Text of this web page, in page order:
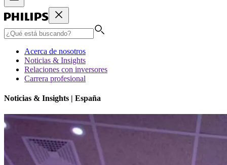
Acerca de nosotros
Noticias & Insights
Relaciones con inversores
Carrera profesional
Noticias & Insights | España